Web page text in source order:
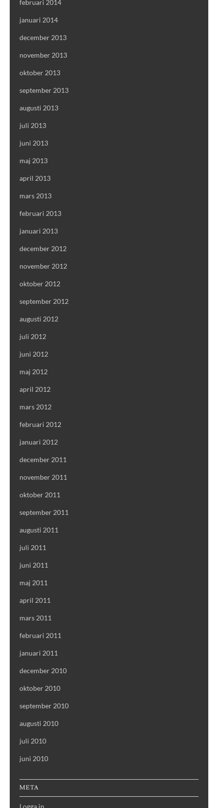
februari 2014
januari 2014
december 2013
november 2013
oktober 2013
september 2013
augusti 2013
juli 2013
juni 2013
maj 2013
april 2013
mars 2013
februari 2013
januari 2013
december 2012
november 2012
oktober 2012
september 2012
augusti 2012
juli 2012
juni 2012
maj 2012
april 2012
mars 2012
februari 2012
januari 2012
december 2011
november 2011
oktober 2011
september 2011
augusti 2011
juli 2011
juni 2011
maj 2011
april 2011
mars 2011
februari 2011
januari 2011
december 2010
oktober 2010
september 2010
augusti 2010
juli 2010
juni 2010
META
Logga in